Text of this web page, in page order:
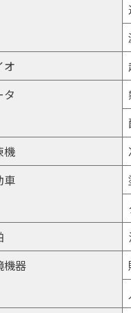
オ
タ
機
車
機器